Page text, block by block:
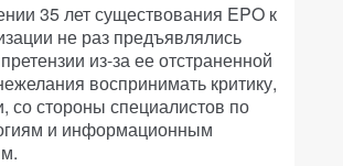
35 лет существования EPO к
не раз предъявлялись
из-за ее отстраненной
воспринимать критику,
со стороны специалистов по
и информационным